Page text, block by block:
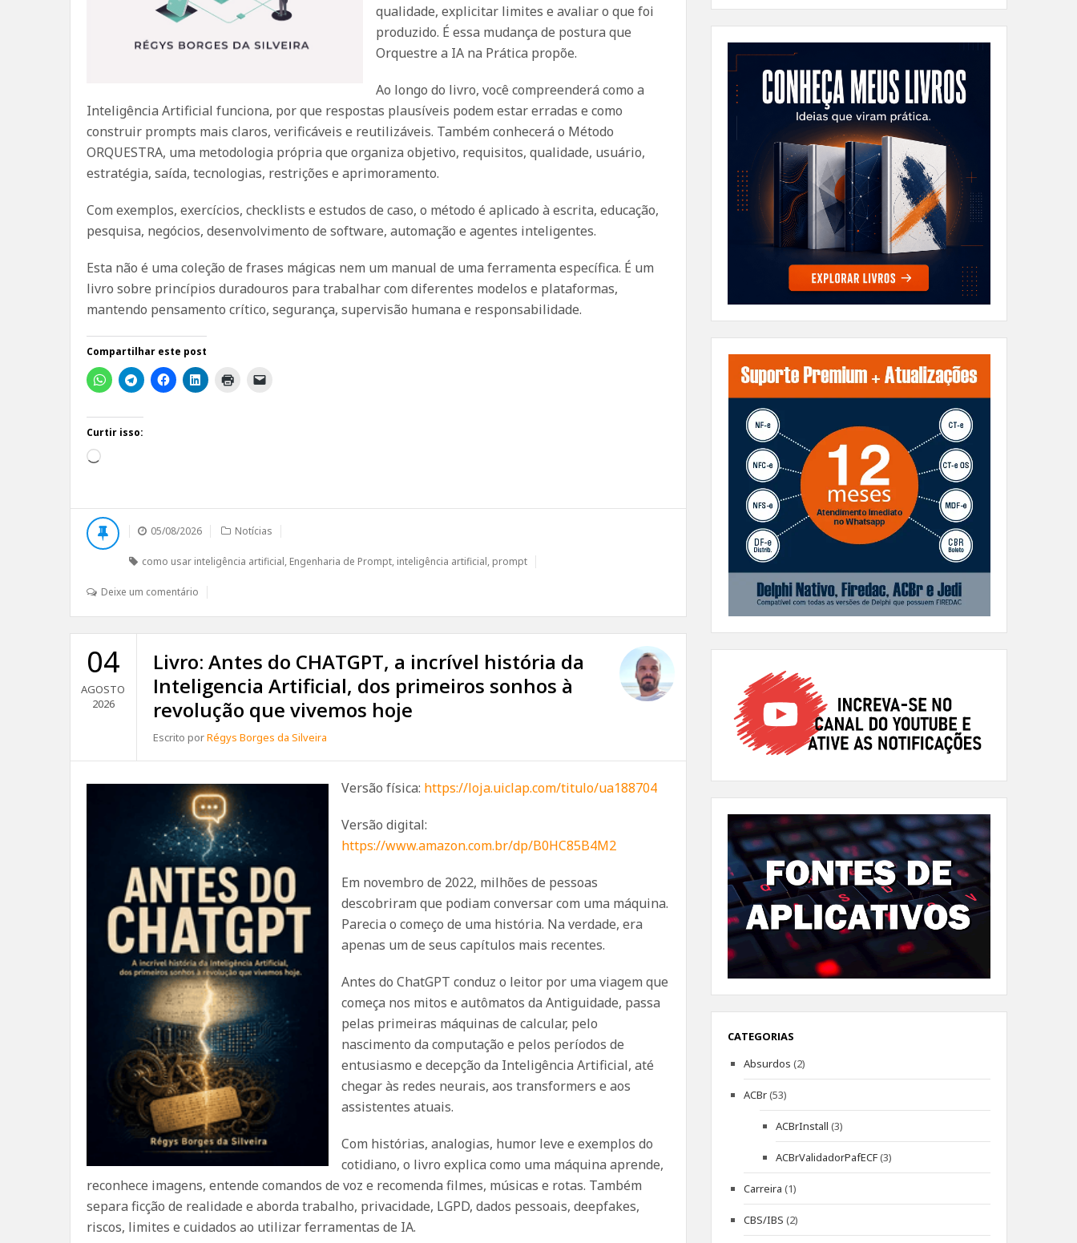
qualidade, explicitar limites e avaliar o que foi
produzido. É essa mudança de postura que
Orquestre a IA na Prática propõe.
Ao longo do livro, você compreenderá como a
Inteligência Artificial funciona, por que respostas plausíveis podem estar erradas e como
construir prompts mais claros, verificáveis e reutilizáveis. Também conhecerá o Método
ORQUESTRA, uma metodologia própria que organiza objetivo, requisitos, qualidade, usuário,
estratégia, saída, tecnologias, restrições e aprimoramento.
Com exemplos, exercícios, checklists e estudos de caso, o método é aplicado à escrita, educação,
pesquisa, negócios, desenvolvimento de software, automação e agentes inteligentes.
Esta não é uma coleção de frases mágicas nem um manual de uma ferramenta específica. É um
livro sobre princípios duradouros para trabalhar com diferentes modelos e plataformas,
mantendo pensamento crítico, segurança, supervisão humana e responsabilidade.
Compartilhar este post
Curtir isso:
Carregando...
05/08/2026 Notícias
como usar inteligência artificial, Engenharia de Prompt, inteligência artificial, prompt
Deixe um comentário
04
AGOSTO
2026
Livro: Antes do CHATGPT, a incrível história da
Inteligencia Artificial, dos primeiros sonhos à
revolução que vivemos hoje
Escrito porRégys Borges da Silveira
Versão física: https://loja.uiclap.com/titulo/ua188704
Versão digital:
https://www.amazon.com.br/dp/B0HC85B4M2
Em novembro de 2022, milhões de pessoas
descobriram que podiam conversar com uma máquina.
Parecia o começo de uma história. Na verdade, era
apenas um de seus capítulos mais recentes.
Antes do ChatGPT conduz o leitor por uma viagem que
começa nos mitos e autômatos da Antiguidade, passa
pelas primeiras máquinas de calcular, pelo
nascimento da computação e pelos períodos de
entusiasmo e decepção da Inteligência Artificial, até
chegar às redes neurais, aos transformers e aos
assistentes atuais.
Com histórias, analogias, humor leve e exemplos do
cotidiano, o livro explica como uma máquina aprende,
reconhece imagens, entende comandos de voz e recomenda filmes, músicas e rotas. Também
separa ficção de realidade e aborda trabalho, privacidade, LGPD, dados pessoais, deepfakes,
riscos, limites e cuidados ao utilizar ferramentas de IA.
CATEGORIAS
Absurdos (2)
ACBr(53)
ACBrInstall (3)
ACBrValidadorPafECF(3)
Carreira (1)
CBS/IBS (2)